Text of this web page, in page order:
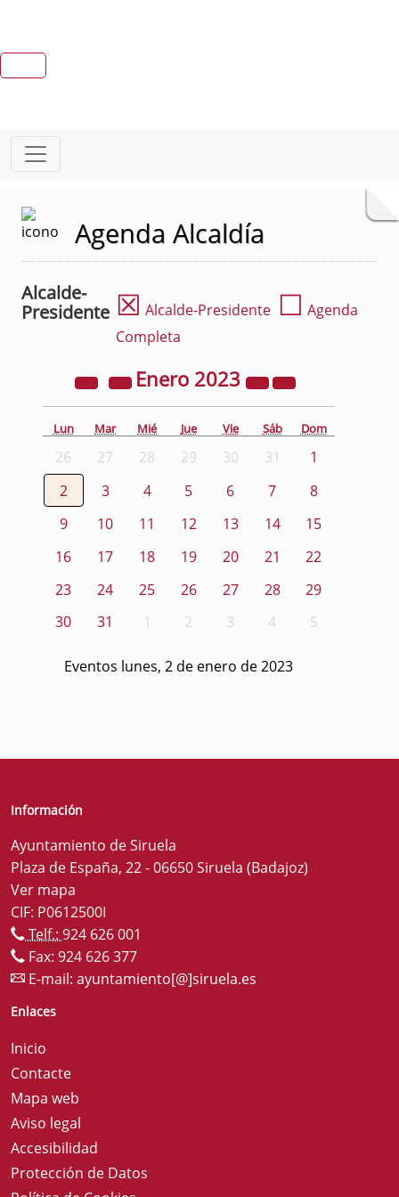
Agenda Alcaldía
Alcalde-
Presidente ☒ Alcalde-Presidente ☐ Agenda
Completa
Enero 2023
Lun Mar Mié Jue Vie Sáb Dom
26 27 28 29 30 31
1
2
3 4 5 6 7
8
9
10 11 12 13 14
15
16
17 18 19 20 21
22
23
24 25 26 27 28
29
30
31 1 2 3 4 5
Eventos lunes, 2 de enero de 2023
Información
Ayuntamiento de Siruela
Plaza de España, 22 - 06650 Siruela (Badajoz)
Ver mapa
CIF: P0612500I
Telf.: 924 626 001
Fax: 924 626 377
E-mail: ayuntamiento[@]siruela.es
Enlaces
Inicio
Contacte
Mapa web
Aviso legal
Accesibilidad
Protección de Datos